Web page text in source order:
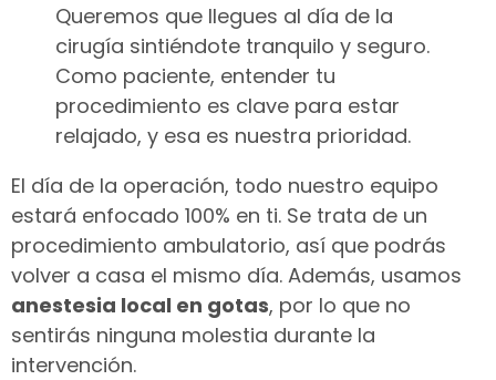
Queremos que llegues al día de la
cirugía sintiéndote tranquilo y seguro.
Como paciente, entender tu
procedimiento es clave para estar
relajado, y esa es nuestra prioridad.
El día de la operación, todo nuestro equipo
estará enfocado 100% en ti. Se trata de un
procedimiento ambulatorio, así que podrás
volver a casa el mismo día. Además, usamos
anestesia local en gotas, por lo que no
sentirás ninguna molestia durante la
intervención.